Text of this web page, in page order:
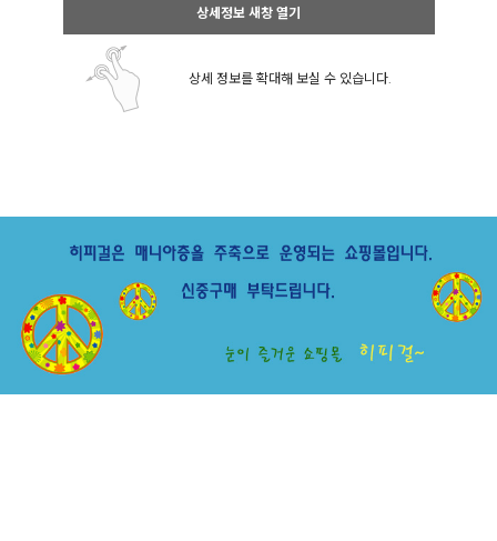
상세정보 새창 열기
상세 정보를 확대해 보실 수 있습니다.